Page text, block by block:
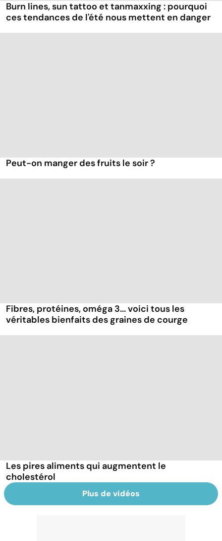
Burn lines, sun tattoo et tanmaxxing : pourquoi
ces tendances de l'été nous mettent en danger
Peut-on manger des fruits le soir ?
Fibres, protéines, oméga 3... voici tous les
véritables bienfaits des graines de courge
Les pires aliments qui augmentent le
cholestérol
Plus de vidéos